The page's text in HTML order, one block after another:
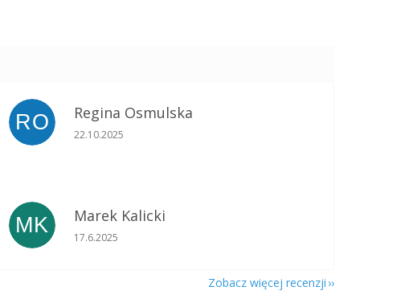
RO Regina Osmulska
Ocena sklepu to 5 na 5 gwiazdek.
22.10.2025
MK Marek Kalicki
Ocena sklepu to 5 na 5 gwiazdek.
17.6.2025
Zobacz więcej recenzji